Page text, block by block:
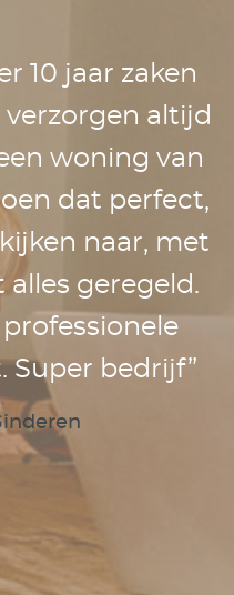
10 jaar zaken
verzorgen altijd
woning van
dat perfect,
naar, met
geregeld.
Super bedrijf”